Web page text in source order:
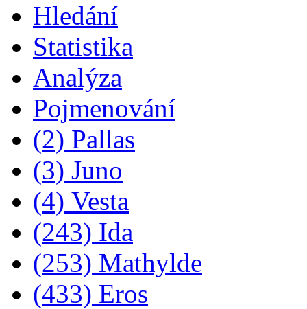
Hledání
Statistika
Analýza
Pojmenování
(2) Pallas
(3) Juno
(4) Vesta
(243) Ida
(253) Mathylde
(433) Eros